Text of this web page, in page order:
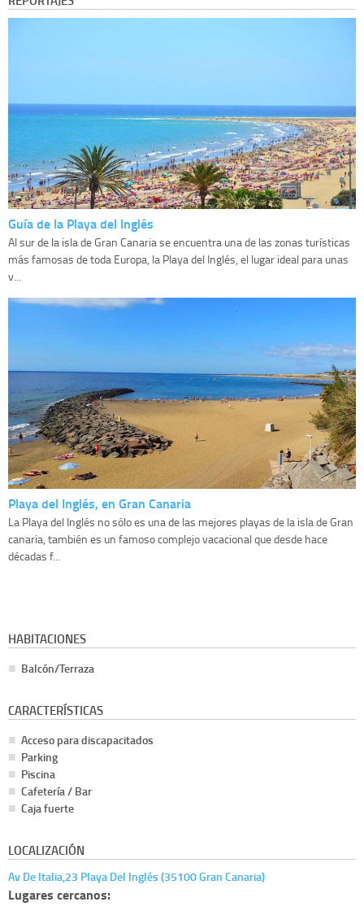
Guía de la Playa del Inglés
Al sur de la isla de Gran Canaria se encuentra una de las zonas turísticas
más famosas de toda Europa, la Playa del Inglés, el lugar ideal para unas
v...
Playa del Inglés, en Gran Canaria
La Playa del Inglés no sólo es una de las mejores playas de la isla de Gran
canaria, también es un famoso complejo vacacional que desde hace
décadas f...
HABITACIONES
Balcón/Terraza
CARACTERÍSTICAS
Acceso para discapacitados
Parking
Piscina
Cafetería / Bar
Caja fuerte
LOCALIZACIÓN
Av De Italia,23 Playa Del Inglés (35100 Gran Canaria)
Lugares cercanos: